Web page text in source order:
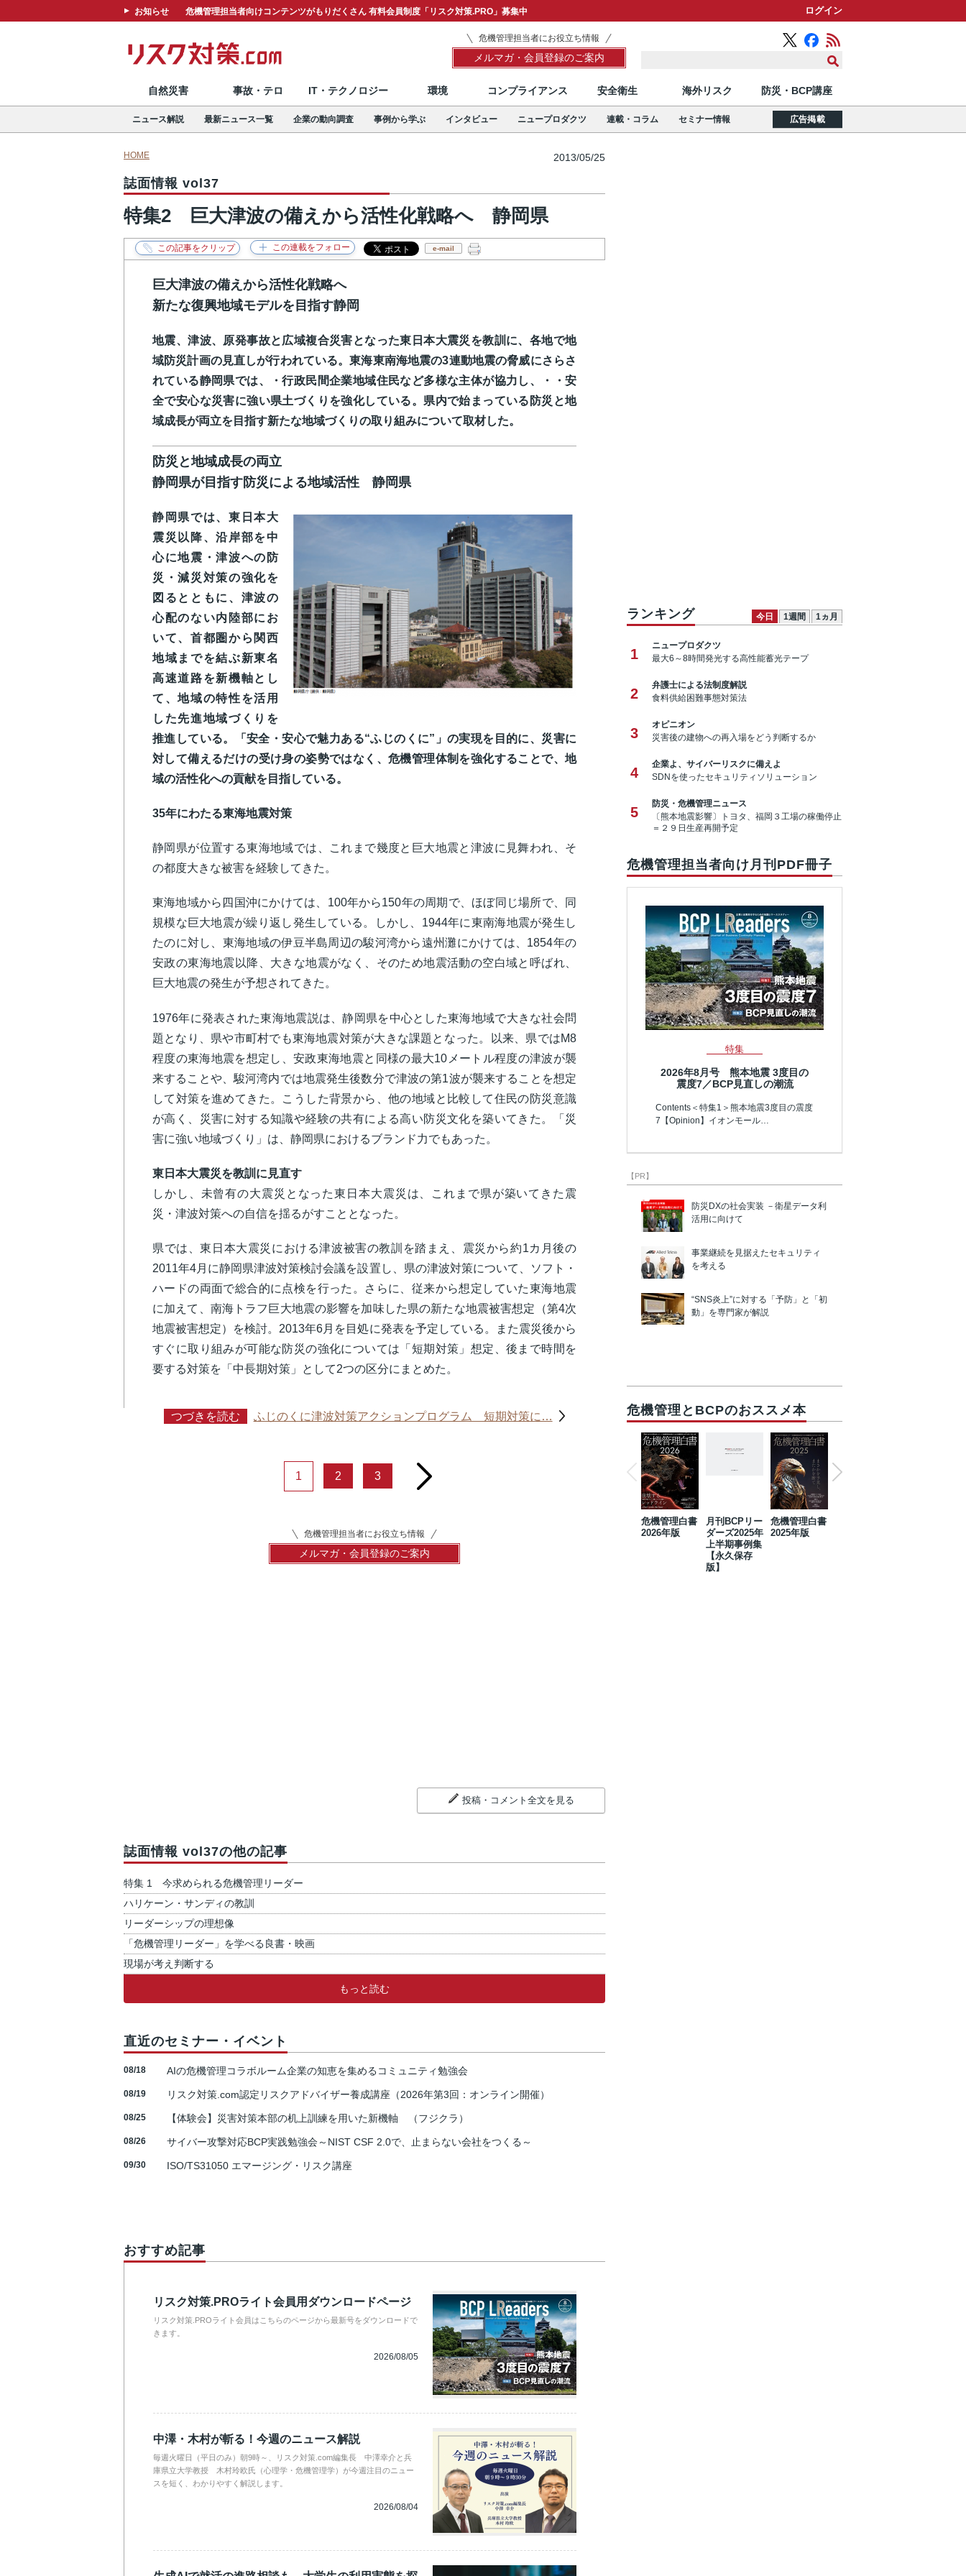
お知らせ 危機管理担当者向けコンテンツがもりだくさん 有料会員制度「リスク対策.PRO」募集中 ログイン
危機管理担当者にお役立ち情報
メルマガ・会員登録のご案内
自然災害 事故・テロ IT・テクノロジー 環境 コンプライアンス 安全衛生 海外リスク 防災・BCP講座
ニュース解説 最新ニュース一覧 企業の動向調査 事例から学ぶ インタビュー ニュープロダクツ 連載・コラム セミナー情報 広告掲載
HOME 2013/05/25
誌面情報 vol37
特集2 巨大津波の備えから活性化戦略へ 静岡県
e-mail
巨大津波の備えから活性化戦略へ
新たな復興地域モデルを目指す静岡
地震、津波、原発事故と広域複合災害となった東日本大震災を教訓に、各地で地
域防災計画の見直しが行われている。東海東南海地震の3連動地震の脅威にさらさ
れている静岡県では、・行政民間企業地域住民など多様な主体が協力し、・・安
全で安心な災害に強い県土づくりを強化している。県内で始まっている防災と地
域成長が両立を目指す新たな地域づくりの取り組みについて取材した。
防災と地域成長の両立
静岡県が目指す防災による地域活性 静岡県
静岡県では、東日本大
震災以降、沿岸部を中
心に地震・津波への防
災・減災対策の強化を
図るとともに、津波の
心配のない内陸部にお
いて、首都圏から関西
地域までを結ぶ新東名
高速道路を新機軸とし
て、地域の特性を活用
した先進地域づくりを
推進している。「安全・安心で魅力ある“ふじのくに”」の実現を目的に、災害に
対して備えるだけの受け身の姿勢ではなく、危機管理体制を強化することで、地
域の活性化への貢献を目指している。
35年にわたる東海地震対策
静岡県が位置する東海地域では、これまで幾度と巨大地震と津波に見舞われ、そ
の都度大きな被害を経験してきた。
東海地域から四国沖にかけては、100年から150年の周期で、ほぼ同じ場所で、同
規模な巨大地震が繰り返し発生している。しかし、1944年に東南海地震が発生し
たのに対し、東海地域の伊豆半島周辺の駿河湾から遠州灘にかけては、1854年の
安政の東海地震以降、大きな地震がなく、そのため地震活動の空白域と呼ばれ、
巨大地震の発生が予想されてきた。
1976年に発表された東海地震説は、静岡県を中心とした東海地域で大きな社会問
題となり、県や市町村でも東海地震対策が大きな課題となった。以来、県ではM8
程度の東海地震を想定し、安政東海地震と同様の最大10メートル程度の津波が襲
来することや、駿河湾内では地震発生後数分で津波の第1波が襲来することを想定
して対策を進めてきた。こうした背景から、他の地域と比較して住民の防災意識
が高く、災害に対する知識や経験の共有による高い防災文化を築いてきた。「災
害に強い地域づくり」は、静岡県におけるブランド力でもあった。
東日本大震災を教訓に見直す
しかし、未曾有の大震災となった東日本大震災は、これまで県が築いてきた震
災・津波対策への自信を揺るがすこととなった。
県では、東日本大震災における津波被害の教訓を踏まえ、震災から約1カ月後の
2011年4月に静岡県津波対策検討会議を設置し、県の津波対策について、ソフト・
ハードの両面で総合的に点検を行った。さらに、従来から想定していた東海地震
に加えて、南海トラフ巨大地震の影響を加味した県の新たな地震被害想定（第4次
地震被害想定）を検討。2013年6月を目処に発表を予定している。また震災後から
すぐに取り組みが可能な防災の強化については「短期対策」想定、後まで時間を
要する対策を「中長期対策」として2つの区分にまとめた。
つづきを読む ふじのくに津波対策アクションプログラム 短期対策に…
1 2 3 next
危機管理担当者にお役立ち情報
メルマガ・会員登録のご案内
投稿・コメント全文を見る
誌面情報 vol37の他の記事
特集 1 今求められる危機管理リーダー
ハリケーン・サンディの教訓
リーダーシップの理想像
「危機管理リーダー」を学べる良書・映画
現場が考え判断する
もっと読む
直近のセミナー・イベント
08/18 AIの危機管理コラボルーム企業の知恵を集めるコミュニティ勉強会
08/19 リスク対策.com認定リスクアドバイザー養成講座（2026年第3回：オンライン開催）
08/25 【体験会】災害対策本部の机上訓練を用いた新機軸 （フジクラ）
08/26 サイバー攻撃対応BCP実践勉強会～NIST CSF 2.0で、止まらない会社をつくる～
09/30 ISO/TS31050 エマージング・リスク講座
おすすめ記事
リスク対策.PROライト会員用ダウンロードページ
リスク対策.PROライト会員はこちらのページから最新号をダウンロードで
きます。
2026/08/05
中澤・木村が斬る！今週のニュース解説
毎週火曜日（平日のみ）朝9時～、リスク対策.com編集長 中澤幸介と兵
庫県立大学教授 木村玲欧氏（心理学・危機管理学）が今週注目のニュー
スを短く、わかりやすく解説します。
2026/08/04
ランキング 今日 1週間 1ヵ月
1
ニュープロダクツ
最大6～8時間発光する高性能蓄光テープ
2
弁護士による法制度解説
食料供給困難事態対策法
3
オピニオン
災害後の建物への再入場をどう判断するか
4
企業よ、サイバーリスクに備えよ
SDNを使ったセキュリティソリューション
5
防災・危機管理ニュース
〔熊本地震影響〕トヨタ、福岡３工場の稼働停止
＝２９日生産再開予定
危機管理担当者向け月刊PDF冊子
特集
2026年8月号 熊本地震 3度目の
震度7／BCP見直しの潮流
Contents＜特集1＞熊本地震3度目の震度
7【Opinion】イオンモール…
【PR】
防災DXの社会実装 －衛星データ利
活用に向けて
事業継続を見据えたセキュリティ
を考える
“SNS炎上”に対する「予防」と「初
動」を専門家が解説
危機管理とBCPのおススメ本
危機管理白書
2026年版
月刊BCPリー
ダーズ2025年
上半期事例集
【永久保存
版】
危機管理白書
2025年版